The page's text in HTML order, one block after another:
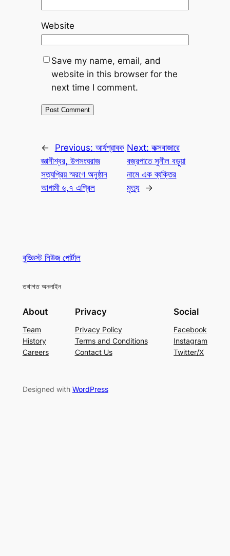
Website
Save my name, email, and
website in this browser for the
next time I comment.
← Previous: আর্যশ্রাবক
জ্ঞানীশ্বর, উপসংঘরাজ
সত্যপ্রিয় স্মরণে অনুষ্ঠান
আগামী ৬,৭ এপ্রিল
Next:কক্সবাজারে
বজ্রপাতে সুনীল বড়ুয়া
নামে এক ব্যক্তির
মৃত্যু
→
বুড্ডিস্ট নিউজ পোর্টাল
তথাগত অনলাইন
About
Team
History
Careers
Privacy
Privacy Policy
Terms and Conditions
Contact Us
Social
Facebook
Instagram
Twitter/X
Designed with WordPress